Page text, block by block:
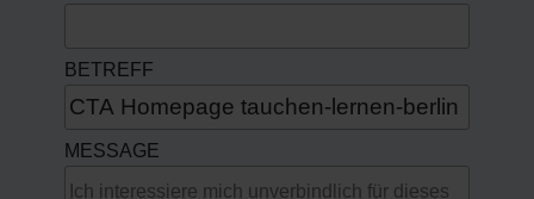
BETREFF
MESSAGE